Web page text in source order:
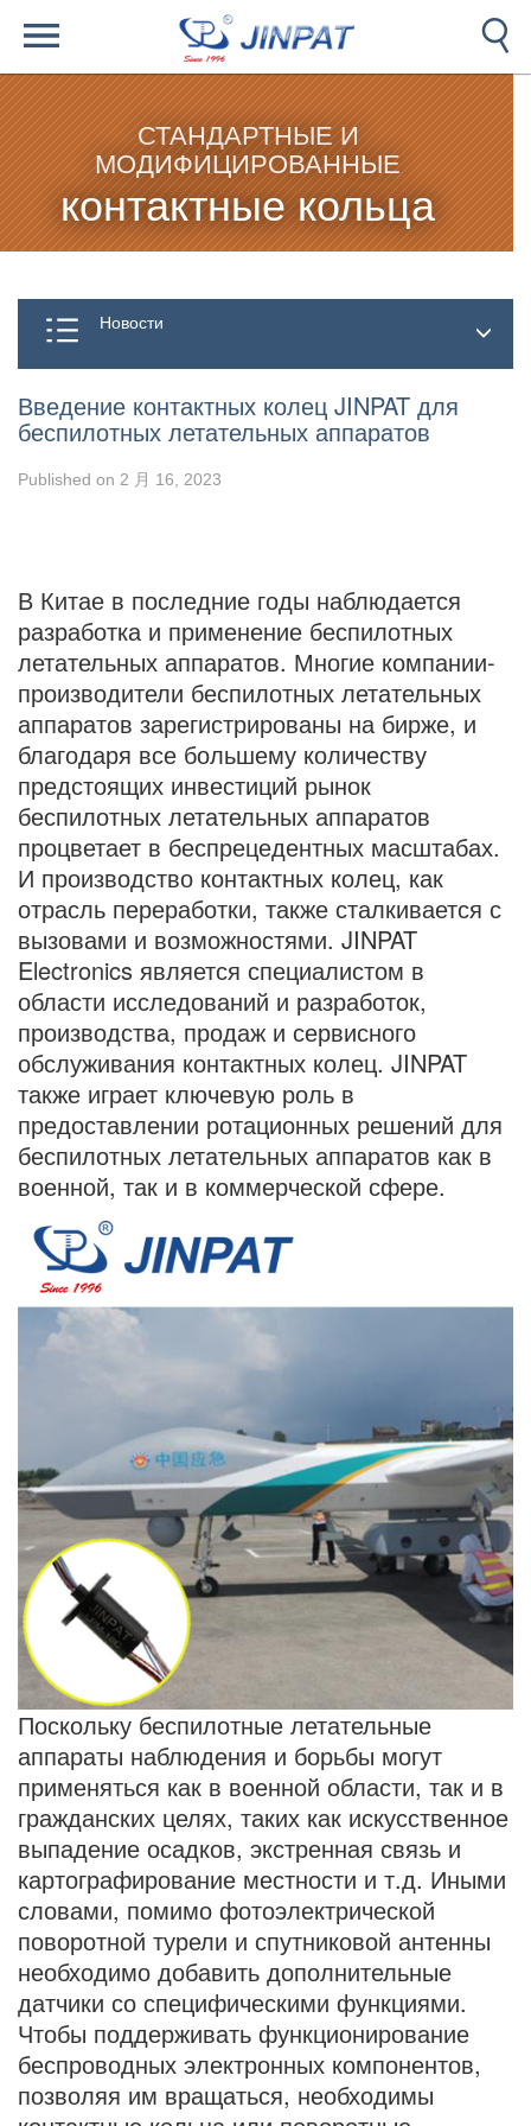
СТАНДАРТНЫЕ И
МОДИФИЦИРОВАННЫЕ
контактные кольца
Новости
Введение контактных колец JINPAT для
беспилотных летательных аппаратов
Published on 2 月 16, 2023
В Китае в последние годы наблюдается
разработка и применение беспилотных
летательных аппаратов. Многие компании-
производители беспилотных летательных
аппаратов зарегистрированы на бирже, и
благодаря все большему количеству
предстоящих инвестиций рынок
беспилотных летательных аппаратов
процветает в беспрецедентных масштабах.
И производство контактных колец, как
отрасль переработки, также сталкивается с
вызовами и возможностями. JINPAT
Electronics является специалистом в
области исследований и разработок,
производства, продаж и сервисного
обслуживания контактных колец. JINPAT
также играет ключевую роль в
предоставлении ротационных решений для
беспилотных летательных аппаратов как в
военной, так и в коммерческой сфере.
Поскольку беспилотные летательные
аппараты наблюдения и борьбы могут
применяться как в военной области, так и в
гражданских целях, таких как искусственное
выпадение осадков, экстренная связь и
картографирование местности и т.д. Иными
словами, помимо фотоэлектрической
поворотной турели и спутниковой антенны
необходимо добавить дополнительные
датчики со специфическими функциями.
Чтобы поддерживать функционирование
беспроводных электронных компонентов,
позволяя им вращаться, необходимы